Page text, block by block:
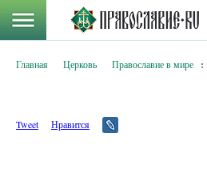
Главная Церковь Православие в мире :
Tweet Нравится